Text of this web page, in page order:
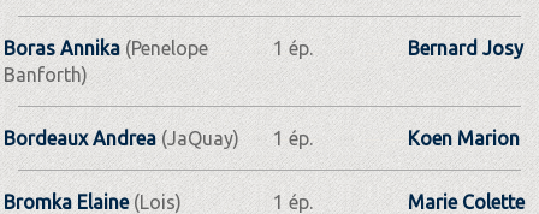
Boras Annika(Penelope
Banforth)
1 ép. Bernard Josy
Bordeaux Andrea (JaQuay) 1 ép. Koen Marion
Bromka Elaine(Lois) 1 ép. Marie Colette